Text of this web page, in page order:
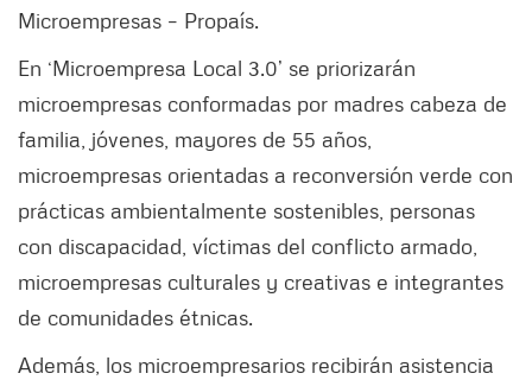
Microempresas – Propaís.
En ‘Microempresa Local 3.0’ se priorizarán
microempresas conformadas por madres cabeza de
familia, jóvenes, mayores de 55 años,
microempresas orientadas a reconversión verde con
prácticas ambientalmente sostenibles, personas
con discapacidad, víctimas del conflicto armado,
microempresas culturales y creativas e integrantes
de comunidades étnicas.
Además, los microempresarios recibirán asistencia